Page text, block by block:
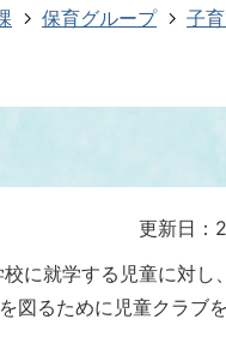
保育グループ 子
更新日：
に就学する児童に対し
図るために児童クラブ